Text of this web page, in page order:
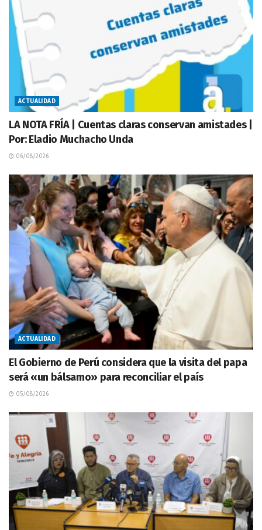
ACTUALIDAD
LA NOTA FRÍA | Cuentas claras conservan amistades |
Por: Eladio Muchacho Unda
06/08/2026
ACTUALIDAD
El Gobierno de Perú considera que la visita del papa
será «un bálsamo» para reconciliar el país
05/08/2026